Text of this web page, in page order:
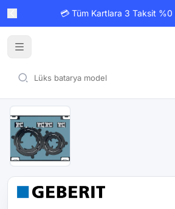
💳 Tüm Kartlara 3 Taksit %0